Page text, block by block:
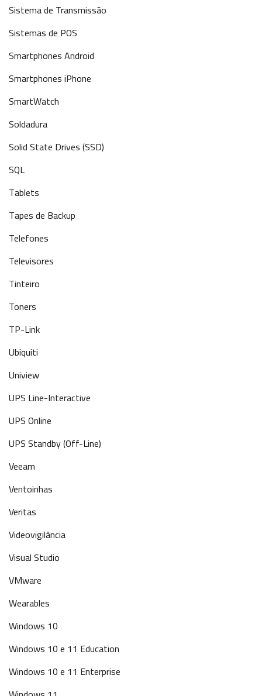
Sistema de Transmissão
Sistemas de POS
Smartphones Android
Smartphones iPhone
SmartWatch
Soldadura
Solid State Drives (SSD)
SQL
Tablets
Tapes de Backup
Telefones
Televisores
Tinteiro
Toners
TP-Link
Ubiquiti
Uniview
UPS Line-Interactive
UPS Online
UPS Standby (Off-Line)
Veeam
Ventoinhas
Veritas
Videovigilância
Visual Studio
VMware
Wearables
Windows 10
Windows 10 e 11 Education
Windows 10 e 11 Enterprise